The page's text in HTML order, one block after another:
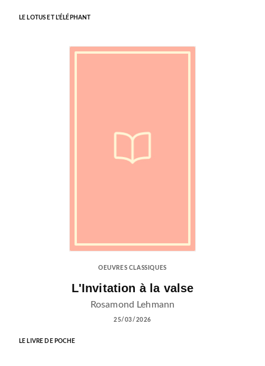
LE LOTUS ET L'ÉLÉPHANT
OEUVRES CLASSIQUES
L'Invitation à la valse
Rosamond Lehmann
25/03/2026
LE LIVRE DE POCHE